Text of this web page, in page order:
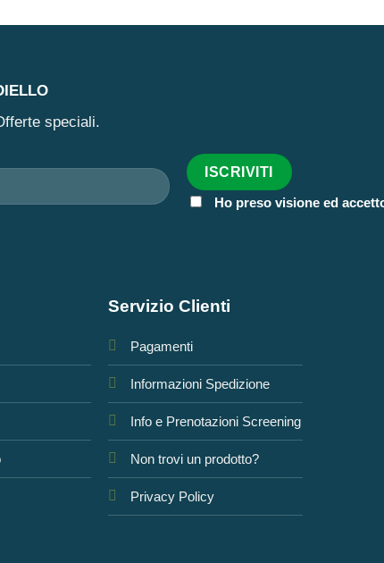
speciali.
Ho preso visione ed
Servizio Clienti
Pagamenti
Informazioni Spedizione
Info e Prenotazioni Screening
Non trovi un prodotto?
Privacy Policy